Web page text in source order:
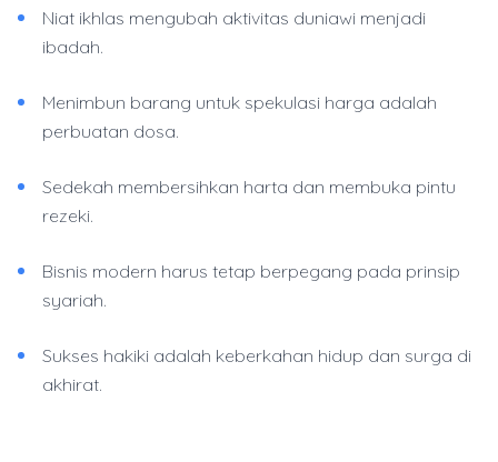
Niat ikhlas mengubah aktivitas duniawi menjadi
ibadah.
Menimbun barang untuk spekulasi harga adalah
perbuatan dosa.
Sedekah membersihkan harta dan membuka pintu
rezeki.
Bisnis modern harus tetap berpegang pada prinsip
syariah.
Sukses hakiki adalah keberkahan hidup dan surga di
akhirat.